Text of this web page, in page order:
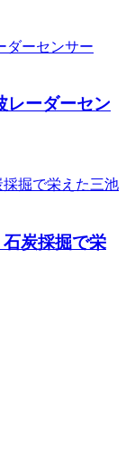
レーダーセン
炭採掘で栄